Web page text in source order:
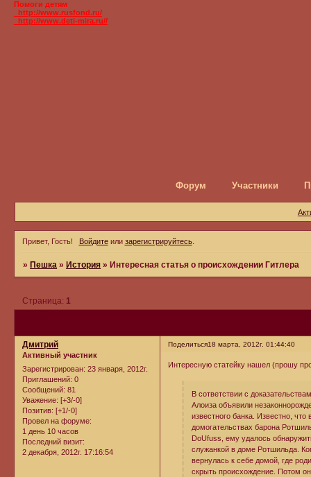
Помоги детям
_http://www.rusfond.ru/
_http://www.deti-mira.ru//
Форум Участники
Привет, Гость! Войдитеили зарегистрируйтесь.
» Пешка » История » Интересная статья о происхождении Гитлера
Страница: 1
Поделиться18 марта, 2012г. 01:44:40
Дмитрий
Активный участник
Зарегистрирован: 23 января, 2012г.
Приглашений: 0
Сообщений: 81
Уважение: [+3/-0]
Позитив: [+1/-0]
Провел на форуме:
1 день 10 часов
Последний визит:
2 декабря, 2012г. 17:16:54
Интересную статейку нашел (прошу
В сответствии с
Алоиза объявили
известного банка. Известно,
домогательствах барона
DoUfuss, ему удалось
служанкой в доме Ротшильда.
вернулась к себе домой, где
скрыть происхождение. Потом